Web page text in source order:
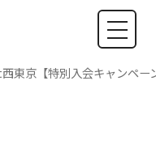
東京【特別入会キャンペ